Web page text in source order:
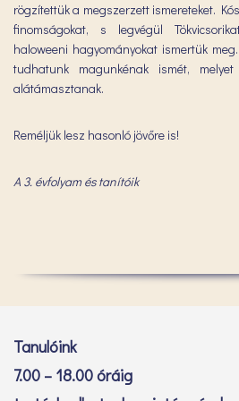
rögzítettük a megszerzett ismereteket.
finomságokat, s legvégül
haloweeni hagyományokat ismertük
tudhatunk magunkénak ismét,
alátámasztanak.
Reméljük lesz hasonló jövőre is!
A 3. évfolyam és tanítóik
Tanulóink
7.00 – 18.00 óráig